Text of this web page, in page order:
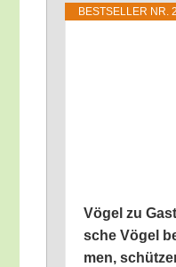
BEST­SEL­LER NR. 2
Vögel zu
sche Vögel
men,